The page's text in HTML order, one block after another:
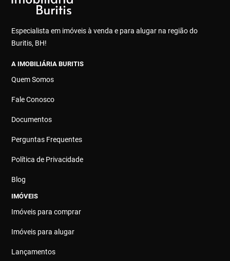
Especialista em imóveis à venda e para alugar na região do
Buritis, BH!
A IMOBILIÁRIA BURITIS
Quem Somos
Fale Conosco
Documentos
Perguntas Frequentes
Política de Privacidade
Blog
IMÓVEIS
Imóveis para comprar
Imóveis para alugar
Lançamentos